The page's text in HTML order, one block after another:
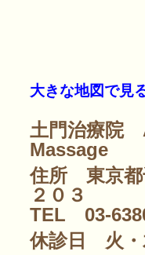
大きな地図で見
土門治療院
Massage
住所 東京都
２０３
TEL 03-
休診日 火・